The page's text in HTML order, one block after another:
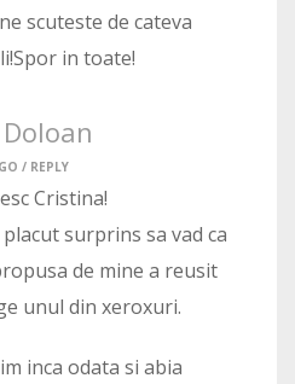
scuteste de cateva
in toate!
/ REPLY
Cristina!
surprins sa vad ca
de mine a reusit
unul din xeroxuri.
inca odata si abia